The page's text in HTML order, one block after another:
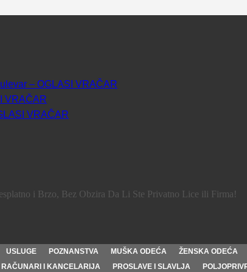
– OGLASI VRAČAR
VRAČAR
VRAČAR
i Brzo, Bez Obzira Da Li Ste Privatno Lice ili Firma!
USLUGE POZNANSTVA MUŠKA ODEĆA ŽENSKA ODEĆA
RAČUNARI I KANCELARIJA PROSLAVE I SLAVLJA